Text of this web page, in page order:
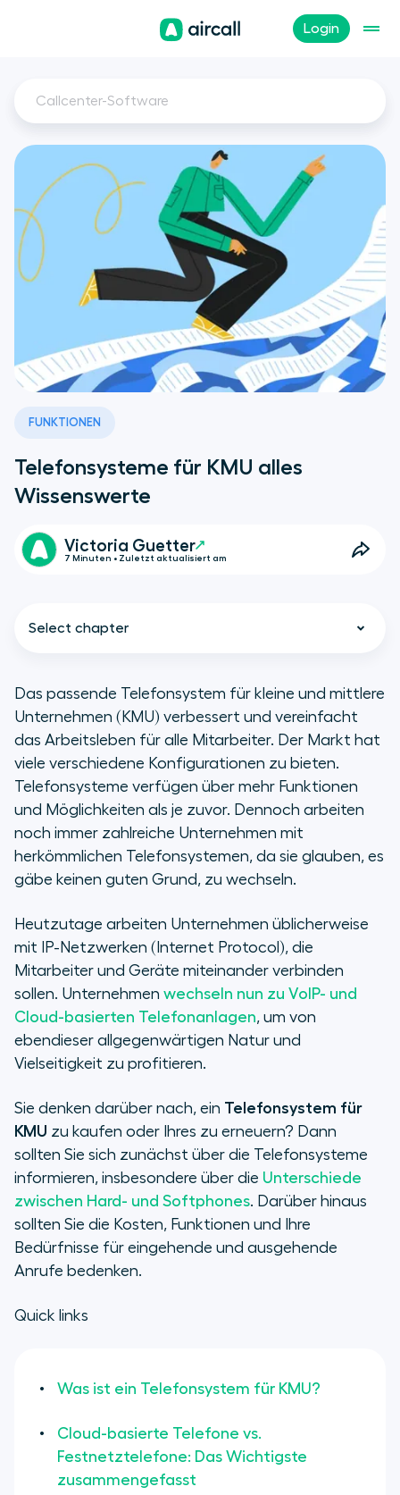
Login
Callcenter-Software
FUNKTIONEN
Telefonsysteme für KMU alles
Wissenswerte
Victoria Guetter
7 Minuten • Zuletzt aktualisiert am
Select chapter
Was ist ein Telefonsystem für
KMU?
Cloud-basierte Telefone vs.
Festnetztelefone: Das Wichtigste
zusammengefasst
Wichtige Funktionen der
Geschäftliche Telefonsysteme
bewerten
KMU: eingehende und ausgehende
Anrufe
Das passende Telefonsystem für kleine und mittlere
Unternehmen (KMU) verbessert und vereinfacht
das Arbeitsleben für alle Mitarbeiter. Der Markt hat
viele verschiedene Konfigurationen zu bieten.
Telefonsysteme verfügen über mehr Funktionen
und Möglichkeiten als je zuvor. Dennoch arbeiten
noch immer zahlreiche Unternehmen mit
herkömmlichen Telefonsystemen, da sie glauben, es
gäbe keinen guten Grund, zu wechseln.
Heutzutage arbeiten Unternehmen üblicherweise
mit IP-Netzwerken (Internet Protocol), die
Mitarbeiter und Geräte miteinander verbinden
sollen. Unternehmen wechseln nun zu VoIP- und
Cloud-basierten Telefonanlagen, um von
ebendieser allgegenwärtigen Natur und
Vielseitigkeit zu profitieren.
Sie denken darüber nach, ein Telefonsystem für
KMU zu kaufen oder Ihres zu erneuern? Dann
sollten Sie sich zunächst über die Telefonsysteme
informieren, insbesondere über die Unterschiede
zwischen Hard- und Softphones. Darüber hinaus
sollten Sie die Kosten, Funktionen und Ihre
Bedürfnisse für eingehende und ausgehende
Anrufe bedenken.
Quick links
Was ist ein Telefonsystem für KMU?
Cloud-basierte Telefone vs.
Festnetztelefone: Das Wichtigste
zusammengefasst